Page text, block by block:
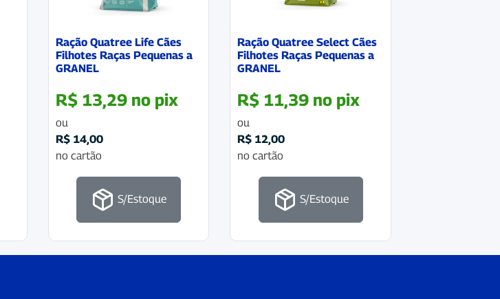
Ração Quatree Life Cães
Filhotes Raças Pequenas a
GRANEL
R$ 13,29 no pix
ou
R$ 14,00
no cartão
S/Estoque
Ração Quatree Select Cães
Filhotes Raças Pequenas a
GRANEL
R$ 11,39 no pix
ou
R$ 12,00
no cartão
S/Estoque